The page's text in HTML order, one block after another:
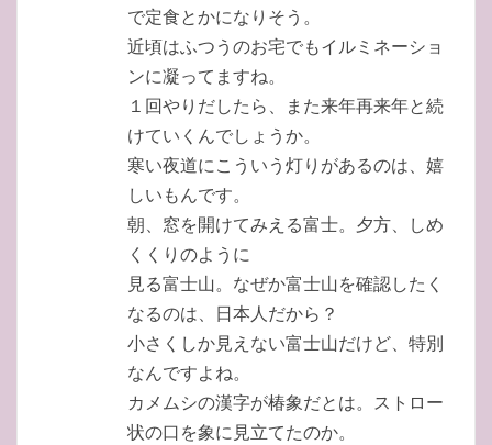
で定食とかになりそう。
近頃はふつうのお宅でもイルミネーショ
ンに凝ってますね。
１回やりだしたら、また来年再来年と続
けていくんでしょうか。
寒い夜道にこういう灯りがあるのは、嬉
しいもんです。
朝、窓を開けてみえる富士。夕方、しめ
くくりのように
見る富士山。なぜか富士山を確認したく
なるのは、日本人だから？
小さくしか見えない富士山だけど、特別
なんですよね。
カメムシの漢字が椿象だとは。ストロー
状の口を象に見立てたのか。